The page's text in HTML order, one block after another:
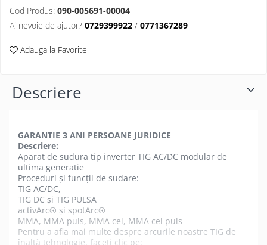
Cod Produs: 090-005691-00004
Ai nevoie de ajutor? 0729399922 / 0771367289
Adauga la Favorite
Descriere
GARANTIE 3 ANI PERSOANE JURIDICE
Descriere:
Aparat de sudura tip inverter TIG AC/DC modular de
ultima generatie
Proceduri și funcții de sudare:
TIG AC/DC,
TIG DC și TIG PULSA
activArc® și spotArc®
MMA, MMA puls, MMA cel, MMA cel puls
Pentru a afla mai multe despre arcurile noastre TIG de
înaltă tehnologie, faceți clic pe: